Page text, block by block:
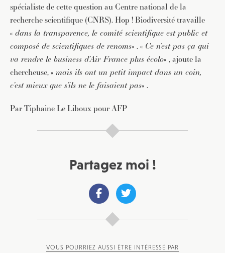
spécialiste de cette question au Centre national de la
recherche scientifique (CNRS). Hop ! Biodiversité travaille
« dans la transparence, le comité scientifique est public et
composé de scientifiques de renoms« . « Ce n’est pas ça qui
va rendre le business d’Air France plus écolo« , ajoute la
chercheuse, « mais ils ont un petit impact dans un coin,
c’est mieux que s’ils ne le faisaient pas« .
Par Tiphaine Le Liboux pour AFP
Partagez moi !
VOUS POURRIEZ AUSSI ÊTRE INTÉRESSÉ PAR